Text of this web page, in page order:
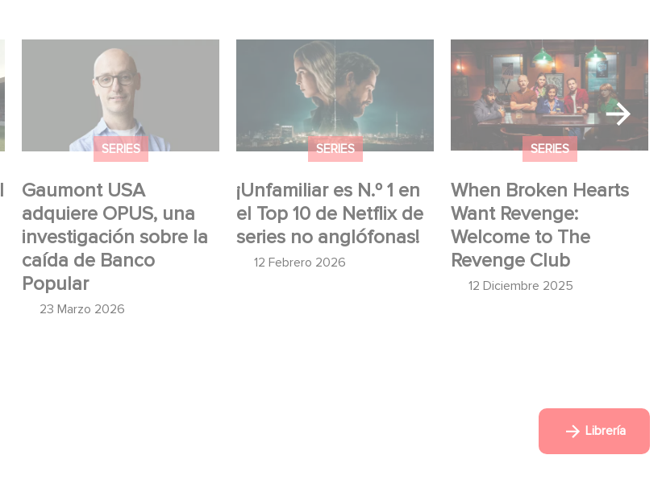
SERIES
Gaumont USA
adquiere OPUS, una
investigación sobre la
caída de Banco
Popular
23 Marzo 2026
Gaumont USA adquiere
OPUS, una investigación
sobre la caída de Banco
SERIES
¡Unfamiliar es N.º 1 en
el Top 10 de Netflix de
series no anglófonas!
12 Febrero 2026
¡Unfamiliar es N.º 1 en el
Top 10 de Netflix de series
no anglófonas!
SERIES
When Broken Hearts
Want Revenge:
Welcome to The
Revenge Club
12 Diciembre 2025
When Broken Hearts Want
Revenge: Welcome to The
Revenge Club
Librería